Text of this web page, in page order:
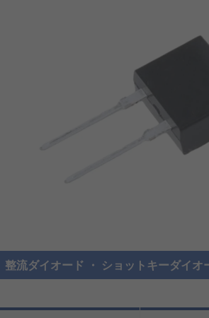
整流ダイオード ・ ショットキーダイオ